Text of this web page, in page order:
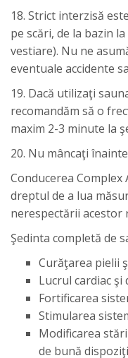
18. Strict interzisă
pe scări, de la bazin
vestiare). Nu ne
eventuale accidente
19. Dacă utilizaţi
recomandăm să o
maxim 2-3 minute la
20. Nu mâncaţi
Conducerea Complex
dreptul de a lua
nerespectării acestor
Şedinta completă de
Curăţarea pielii
Lucrul cardiac
Fortificarea
Stimularea
Modificarea
de bună